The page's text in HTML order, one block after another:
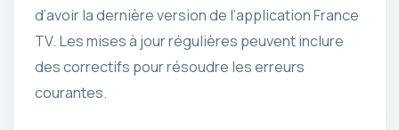
d’avoir la dernière version de l’application France
TV. Les mises à jour régulières peuvent inclure
des correctifs pour résoudre les erreurs
courantes.